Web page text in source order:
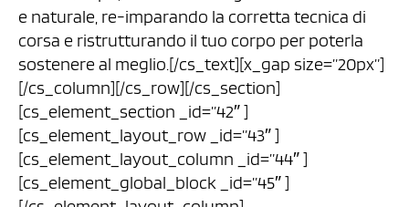
e naturale, re-imparando la corretta tecnica di
corsa e ristrutturando il tuo corpo per poterla
sostenere al meglio.[/cs_text][x_gap size=”20px”]
[/cs_column][/cs_row][/cs_section]
[cs_element_section _id=”42″ ]
[cs_element_layout_row _id=”43″ ]
[cs_element_layout_column _id=”44″ ]
[cs_element_global_block _id=”45″ ]